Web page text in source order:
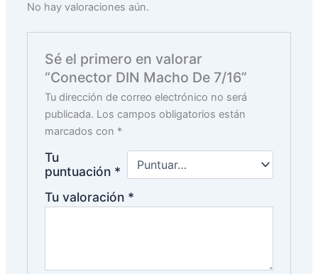
No hay valoraciones aún.
Sé el primero en valorar
“Conector DIN Macho De 7/16”
Tu dirección de correo electrónico no será
publicada. Los campos obligatorios están
marcados con *
Tu
puntuación *
Tu valoración *